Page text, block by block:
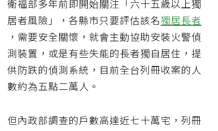
衛福部多年前即開始關注「六十五歲以上獨
居者風險」，各縣市只要評估該名獨居長者
，需要安全關懷，就會主動協助安裝火警偵
測裝置，或是有些失能的長者獨自居住，提
供防跌的偵測系統，目前全台列冊收案的人
數約為五點二萬人。
但內政部調查的戶數高達近七十萬宅，列冊